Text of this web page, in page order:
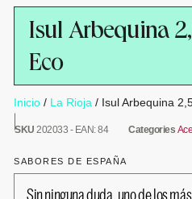
Isul Arbequina
Eco
Inicio / La Rioja / Isul Arbequina
SKU 202033 - EAN: 84 Categories
SABORES DE ESPAÑA